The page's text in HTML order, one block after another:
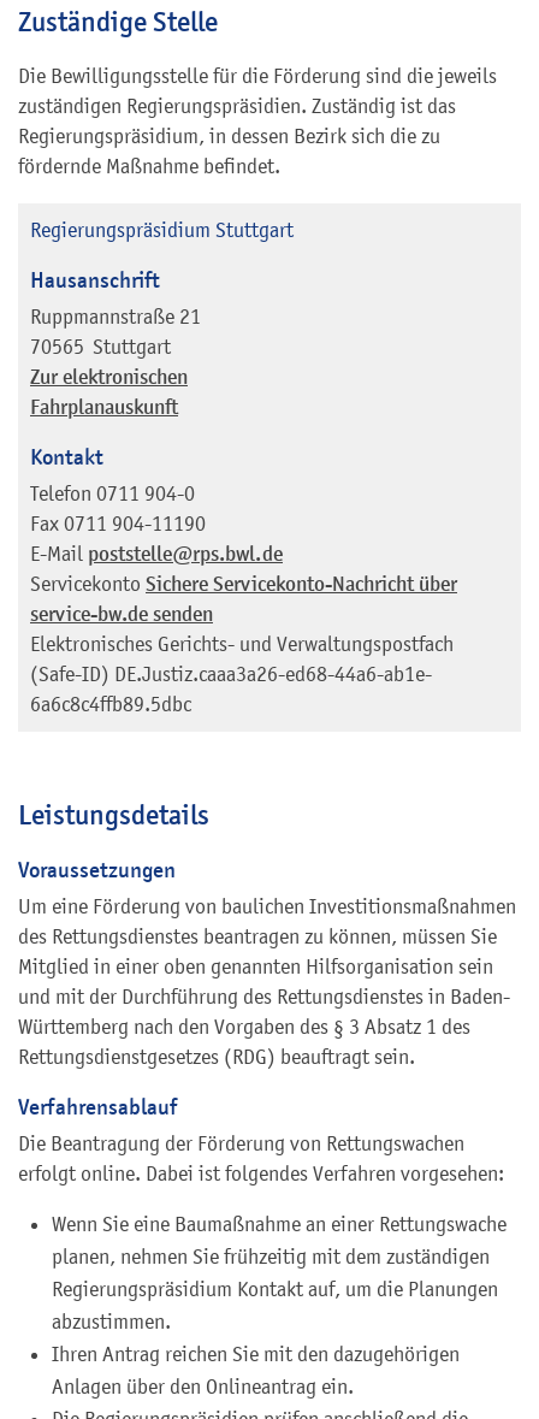
Zuständige Stelle
Die Bewilligungsstelle für die Förderung sind die jeweils
zuständigen Regierungspräsidien. Zuständig ist das
Regierungspräsidium, in dessen Bezirk sich die zu
fördernde Maßnahme befindet.
Regierungspräsidium Stuttgart
Hausanschrift
Ruppmannstraße 21
70565 Stuttgart
Zur elektronischen
Fahrplanauskunft
Kontakt
Telefon 0711 904-0
Fax 0711 904-11190
E-Mail poststelle@rps.bwl.de
Servicekonto Sichere Servicekonto-Nachricht über
service-bw.de senden
Elektronisches Gerichts- und Verwaltungspostfach
(Safe-ID) DE.Justiz.caaa3a26-ed68-44a6-ab1e-
6a6c8c4ffb89.5dbc
Leistungsdetails
Voraussetzungen
Um eine Förderung von baulichen Investitionsmaßnahmen
des Rettungsdienstes beantragen zu können, müssen Sie
Mitglied in einer oben genannten Hilfsorganisation sein
und mit der Durchführung des Rettungsdienstes in Baden-
Württemberg nach den Vorgaben des § 3 Absatz 1 des
Rettungsdienstgesetzes (RDG) beauftragt sein.
Verfahrensablauf
Die Beantragung der Förderung von Rettungswachen
erfolgt online. Dabei ist folgendes Verfahren vorgesehen:
Wenn Sie eine Baumaßnahme an einer Rettungswache
planen, nehmen Sie frühzeitig mit dem zuständigen
Regierungspräsidium Kontakt auf, um die Planungen
abzustimmen.
Ihren Antrag reichen Sie mit den dazugehörigen
Anlagen über den Onlineantrag ein.